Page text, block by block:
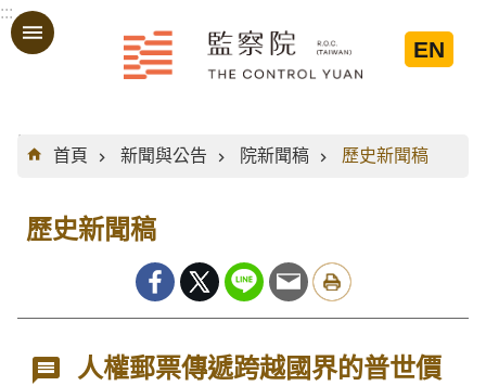
跳到主要內容區塊
:::
EN
:::
首頁
新聞與公告 院新聞稿 歷史新聞稿
歷史新聞稿
人權郵票傳遞跨越國界的普世價